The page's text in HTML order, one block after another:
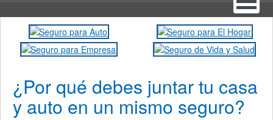
¿Por qué debes juntar tu casa
y auto en un mismo seguro?